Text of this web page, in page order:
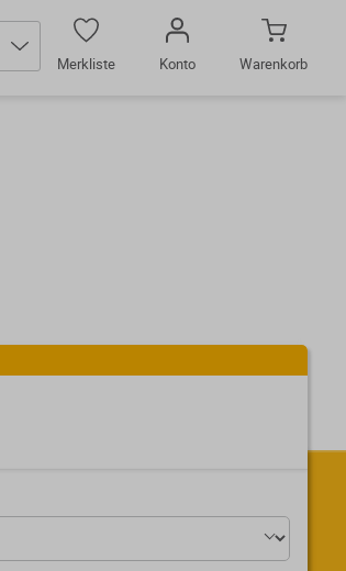
Merkliste
Konto Warenkorb